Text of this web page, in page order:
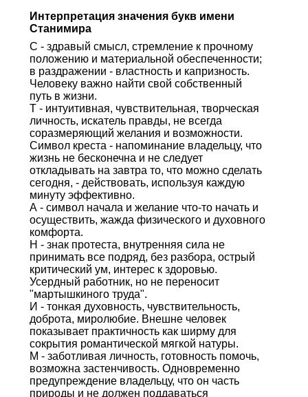
Интерпретация значения букв имени
Станимира
С - здравый смысл, стремление к прочному
положению и материальной обеспеченности;
в раздражении - властность и капризность.
Человеку важно найти свой собственный
путь в жизни.
Т - интуитивная, чувствительная, творческая
личность, искатель правды, не всегда
соразмеряющий желания и возможности.
Символ креста - напоминание владельцу, что
жизнь не бесконечна и не следует
откладывать на завтра то, что можно сделать
сегодня, - действовать, используя каждую
минуту эффективно.
А - символ начала и желание что-то начать и
осуществить, жажда физического и духовного
комфорта.
Н - знак протеста, внутренняя сила не
принимать все подряд, без разбора, острый
критический ум, интерес к здоровью.
Усердный работник, но не переносит
"мартышкиного труда".
И - тонкая духовность, чувствительность,
доброта, миролюбие. Внешне человек
показывает практичность как ширму для
сокрытия романтической мягкой натуры.
М - заботливая личность, готовность помочь,
возможна застенчивость. Одновременно
предупреждение владельцу, что он часть
природы и не должен поддаваться